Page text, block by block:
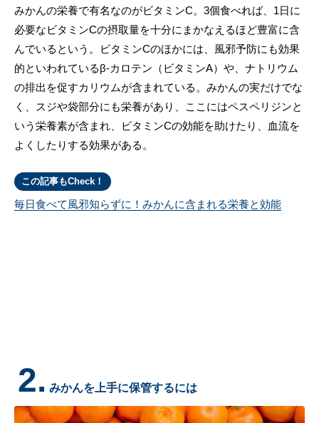
みかんの栄養で有名なのがビタミンC。3個食べれば、1日に
必要なビタミンCの摂取量を十分にまかなえるほど豊富に含
んでいるという。ビタミンCのほかには、風邪予防にも効果
的といわれているβ-カロテン（ビタミンA）や、ナトリウム
の排出を促すカリウムが含まれている。みかんの実だけでな
く、スジや袋部分にも栄養があり、ここにはペスペリジンと
いう栄養素が含まれ、ビタミンCの効能を助けたり、血流を
よくしたりする効果がある。
この記事もCheck！
毎日食べて風邪知らずに！みかんに含まれる栄養と効能
2. みかんを上手に保管するには